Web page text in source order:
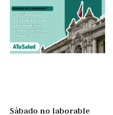
Sábado no laborable